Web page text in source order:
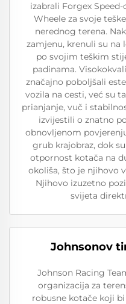
izabrali Forgex
Wheele za svoje
nerednog terena.
zamjenu, krenuli su na
po svojim teškim
padinama.
značajno poboljšali
vozila na cesti, već su
prianjanje, vuč i
izvijestili o znatno
obnovljenom
grub krajobraz, dok
otpornost kotača na
okoliša, što je njihovo
Njihovo izuzetno
svijeta
Johnsonov
Johnson Racing
organizacija za
robusne kotače koji